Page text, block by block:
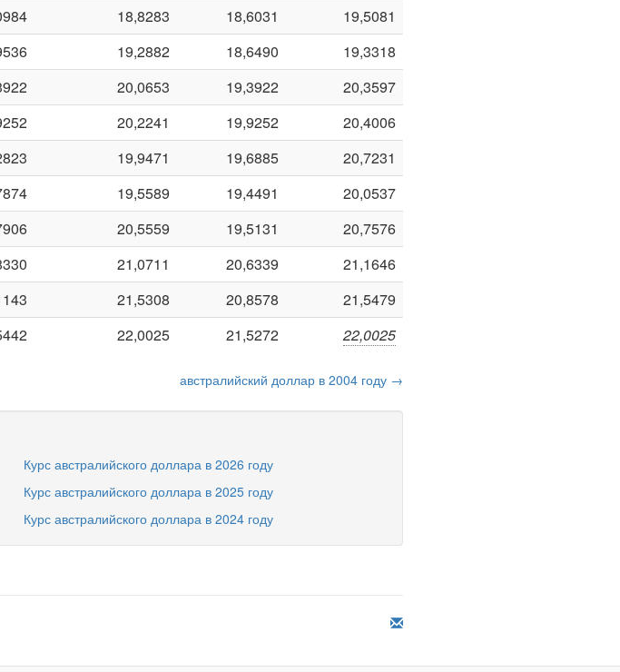
18,8283 18,6031
19,5081
19,2882 18,6490
19,3318
20,0653 19,3922
20,3597
20,2241 19,9252
20,4006
19,9471 19,6885
20,7231
19,5589 19,4491
20,0537
20,5559 19,5131
20,7576
21,0711 20,6339
21,1646
21,5308 20,8578
21,5479
22,0025 21,5272 22,0025
австралийский доллар в 2004 году →
Курс австралийского доллара в 2026 году
Курс австралийского доллара в 2025 году
Курс австралийского доллара в 2024 году